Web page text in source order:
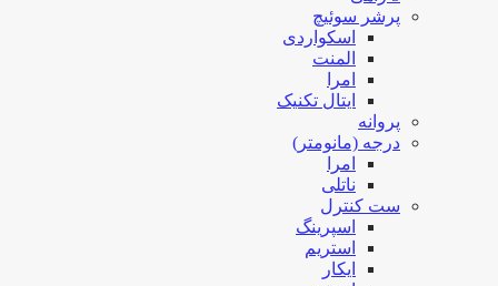
پرشر سوئیچ
اسکواردی
المنت
امرا
ایتال تکنیک
پروانه
درجه (مانومتر)
امرا
ناتلی
ست کنترل
اسپرینگ
استریم
ایکار